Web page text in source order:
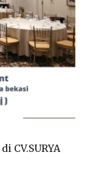
CV.SURYA